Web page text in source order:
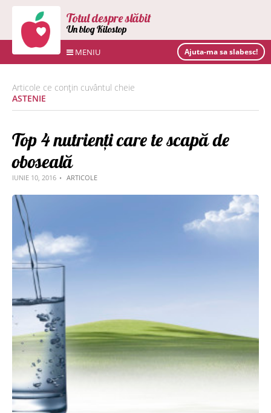
Totul despre slăbit
Un blog Kilostop
MENIU Ajuta-ma sa slabesc!
Articole ce conțin cuvântul cheie
ASTENIE
Top 4 nutrienți care te scapă de
oboseală
IUNIE 10, 2016 ARTICOLE